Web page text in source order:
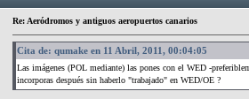
Re: Aeródromos y antiguos aeropuertos canarios
Cita de: qumake en 11 Abril, 2011, 00:04:05
Las imágenes (POL mediante) las pones con el WED -
incorporas después sin haberlo "trabajado" en WED/OE ?